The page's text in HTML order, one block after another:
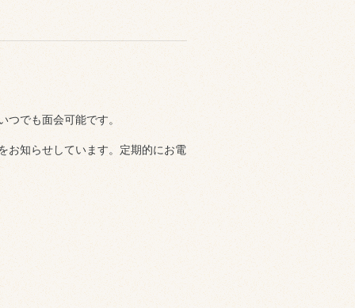
でも面会可能です。
お知らせしています。定期的にお電